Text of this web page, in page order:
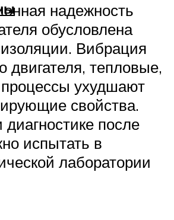
надежность
обусловлена
Вибрация
двигателя, тепловые,
ухудшают
свойства.
после
испытать в
лаборатории